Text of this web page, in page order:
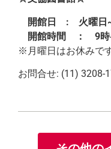
開館日 : 火曜日~
開館時間 ： 9時
※月曜日はお休みで
お問合せ: (11) 3208-